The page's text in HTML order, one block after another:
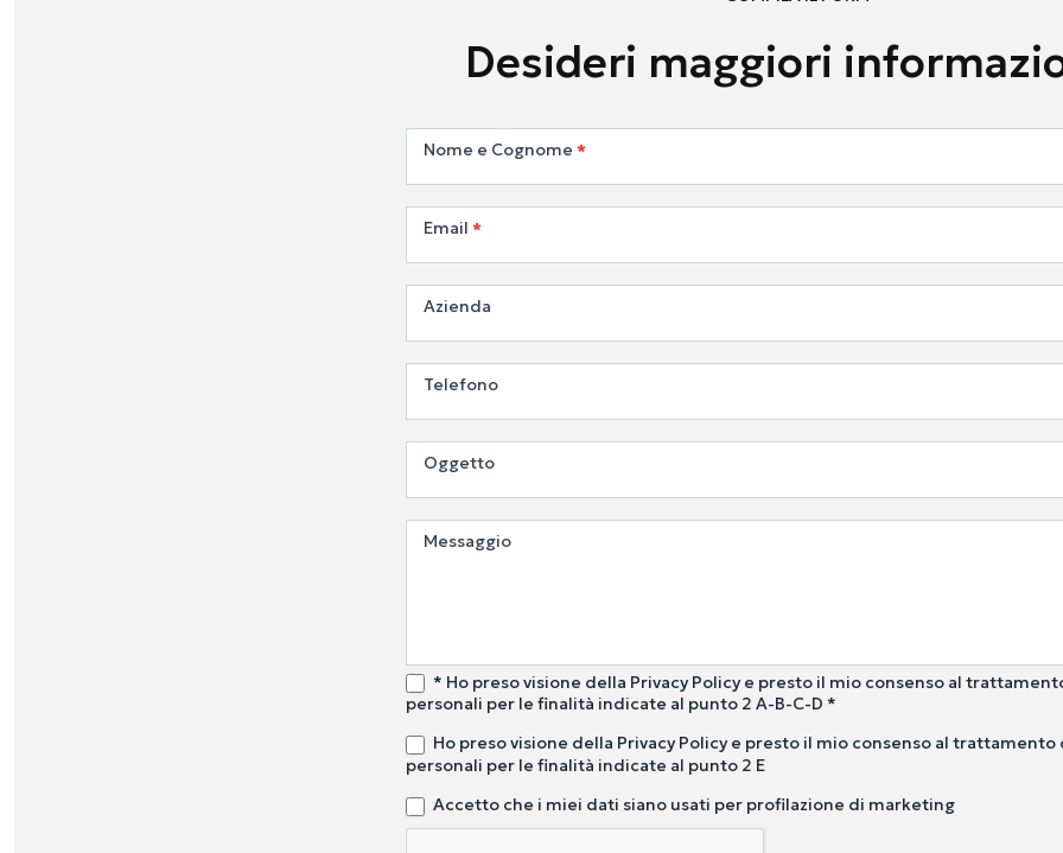
Desideri maggiori
Contattaci
Nome e Cognome *
Email *
Azienda
Telefono
Oggetto
Messaggio
* Ho preso visione della Privacy Policy e presto il mio consenso al
personali per le finalità indicate al punto 2 A-B-C-D *
Ho preso visione della Privacy Policy e presto il mio consenso al
personali per le finalità indicate al punto 2 E
Accetto che i miei dati siano usati per profilazione di marketing